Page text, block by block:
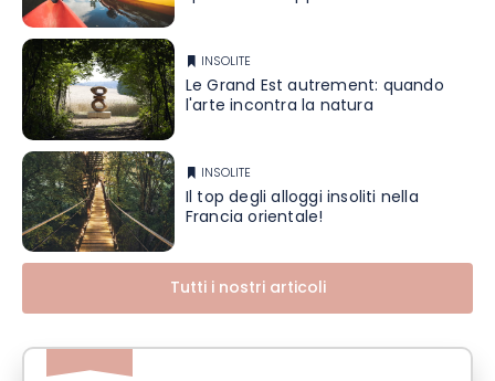
INSOLITE
Le Grand Est autrement: quando
l'arte incontra la natura
INSOLITE
Il top degli alloggi insoliti nella
Francia orientale!
Tutti i nostri articoli